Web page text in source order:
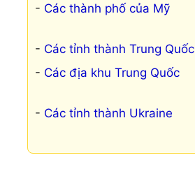
Các thành phố của Mỹ
Các tỉnh thành Trung Quốc
Các địa khu Trung Quốc
Các tỉnh thành Ukraine